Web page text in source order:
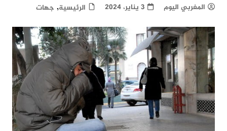
المغربي اليوم 3 يناير، 2024 الرئيسية, جهات